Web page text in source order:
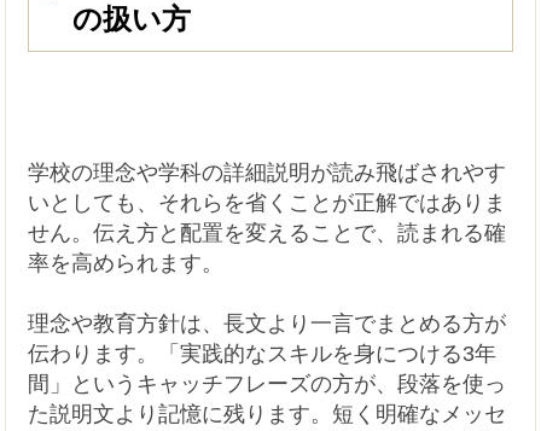
の扱い方
学校の理念や学科の詳細説明が読み飛ばされやす
いとしても、それらを省くことが正解ではありま
せん。伝え方と配置を変えることで、読まれる確
率を高められます。
理念や教育方針は、長文より一言でまとめる方が
伝わります。「実践的なスキルを身につける3年
間」というキャッチフレーズの方が、段落を使っ
た説明文より記憶に残ります。短く明確なメッセ